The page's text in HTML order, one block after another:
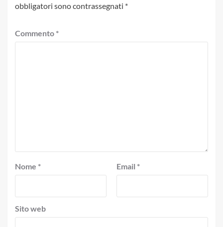
obbligatori sono contrassegnati *
Commento *
Nome * Email *
Sito web